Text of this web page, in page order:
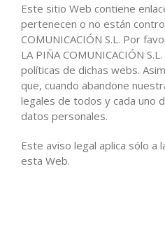
Este sitio Web contiene
pertenecen o no están
COMUNICACIÓN S.L. Por
LA PIÑA COMUNICACIÓN
políticas de dichas webs.
que, cuando abandone
legales de todos y cada uno
datos personales.
Este aviso legal aplica sólo a
esta Web.